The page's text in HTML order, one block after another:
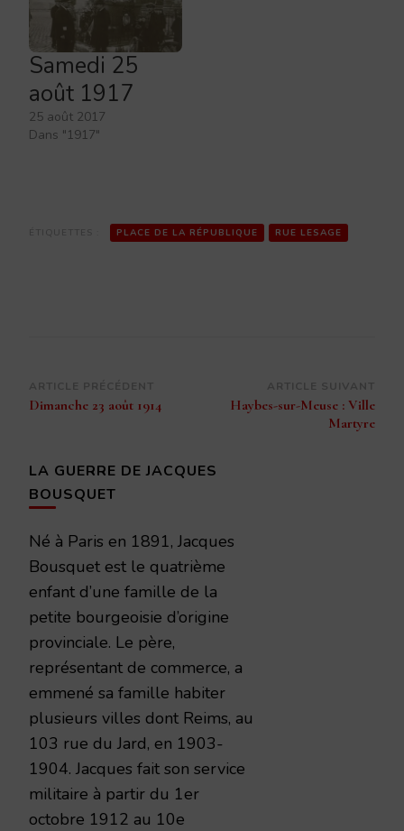
Samedi 25
août 1917
25 août 2017
Dans "1917"
PLACE DE LA RÉPUBLIQUE RUE LESAGE
Navigation
d’article
Dimanche 23 août 1914
Haybes-sur-Meuse : Ville
Martyre
LA GUERRE DE JACQUES
BOUSQUET
Né à Paris en 1891, Jacques
Bousquet est le quatrième
enfant d’une famille de la
petite bourgeoisie d’origine
provinciale. Le père,
représentant de commerce, a
emmené sa famille habiter
plusieurs villes dont Reims, au
103 rue du Jard, en 1903-
1904. Jacques fait son service
militaire à partir du 1er
octobre 1912 au 10e